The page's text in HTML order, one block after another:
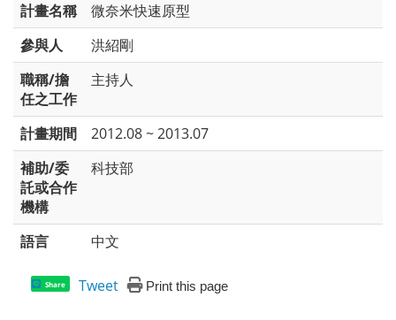
計畫名稱
微奈米快速原型
參與人
洪紹剛
職稱/擔
任之工作
主持人
計畫期間
2012.08 ~ 2013.07
補助/委
託或合作
機構
科技部
語言 中文
Share Tweet Print this page